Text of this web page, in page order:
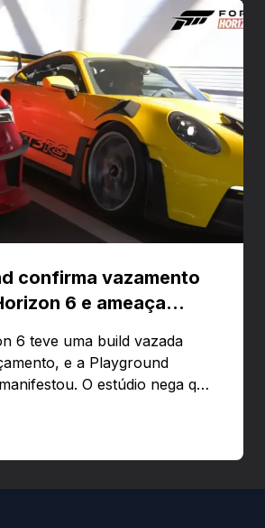
confirma vazamento
6 e ameaça
6 teve uma build vazada
e a Playground
O estúdio nega que
que quem usar versões não